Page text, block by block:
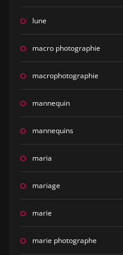
lune
macro photographie
macrophotographie
mannequin
mannequins
maria
mariage
marie
marie photographe